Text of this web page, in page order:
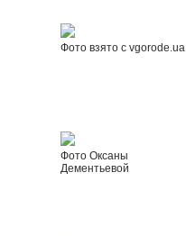
Фото взято с vgorode.ua
Фото Оксаны
Дементьевой